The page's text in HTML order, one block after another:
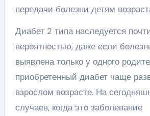
передачи болезни детям
Диабет 2 типа наследуется
вероятностью, даже если
выявлена только у одного
приобретенный диабет чаще
взрослом возрасте. На
случаев, когда это заболевание